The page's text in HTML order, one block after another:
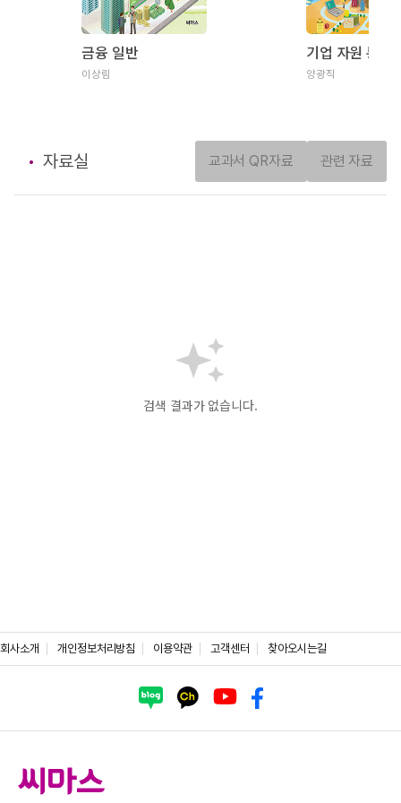
금융 일반
이상림
기업 자원 통합
양광직
자료실 교과서 QR자료 관련 자료
검색 결과가 없습니다.
회사소개 개인정보처리방침 이용약관 고객센터 찾아오시는길